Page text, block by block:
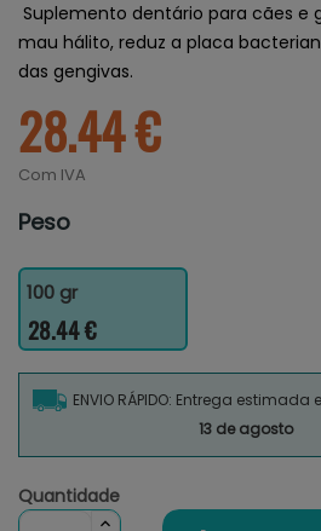
Suplemento dentário para cães e
mau hálito, reduz a placa
das gengivas.
28.44 €
Com IVA
Peso
100 gr
28.44 €
ENVIO RÁPIDO: Entrega estimada
13 de agosto
Quantidade